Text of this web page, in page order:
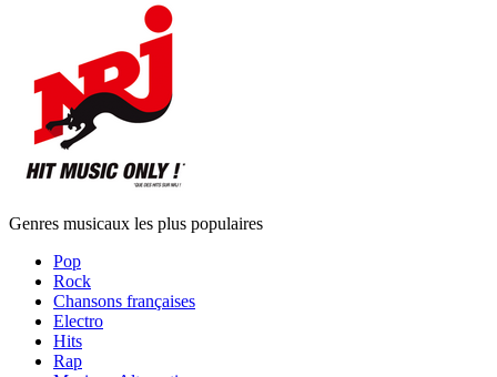
Genres musicaux les plus populaires
Pop
Rock
Chansons françaises
Electro
Hits
Rap